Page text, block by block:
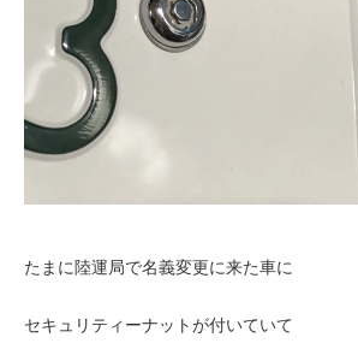
たまに陸運局で名義変更に来た車に
セキュリティーナットが付いていて